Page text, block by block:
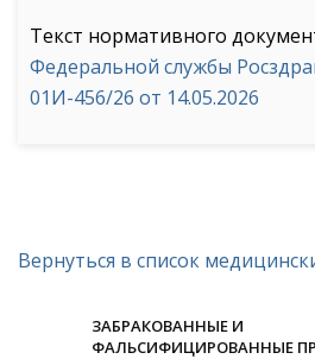
Текст нормативного
Федеральной службы
01И-456/26 от 14.05.2026
Вернуться в список
ЗАБРАКОВАННЫЕ И
ФАЛЬСИФИЦИРОВАННЫЕ